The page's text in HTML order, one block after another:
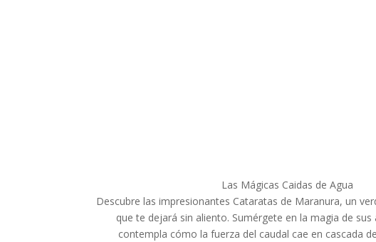
Las Mágicas Caidas de Agua
Descubre las impresionantes Cataratas de Maranura, un
que te dejará sin aliento. Sumérgete en la magia de sus
contempla cómo la fuerza del caudal cae en cascada